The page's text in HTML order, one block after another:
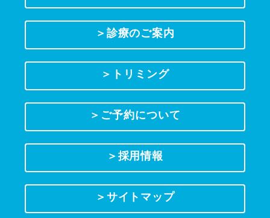
＞診療のご案内
＞トリミング
＞ご予約について
＞採用情報
＞サイトマップ